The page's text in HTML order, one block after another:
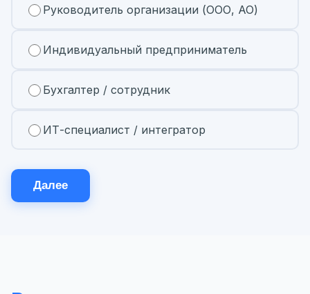
Руководитель организации (ООО, АО)
Индивидуальный предприниматель
Бухгалтер / сотрудник
ИТ-специалист / интегратор
Далее